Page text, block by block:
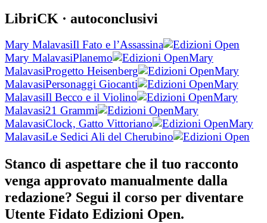
LibriCK · autoconclusivi
Mary MalavasiIl Fato e l’Assassina
Mary MalavasiPlanemo
Mary
MalavasiProgetto Heisenberg
Mary
MalavasiPersonaggi Giocanti
Mary
MalavasiIl Becco e il Violino
Mary
Malavasi21 Grammi
Mary
MalavasiClock, Gatto Vittoriano
Mary
MalavasiLe Sedici Ali del Cherubino
Stanco di aspettare che il tuo racconto
venga approvato manualmente dalla
redazione? Segui il corso per diventare
Utente Fidato Edizioni Open.